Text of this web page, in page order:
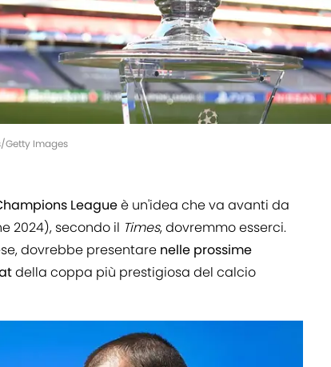
Getty Images
Leagueè un'idea che va avanti da
2024), secondo il Times, dovremmo esserci.
dovrebbe presentare nelle prossime
della coppa più prestigiosa del calcio